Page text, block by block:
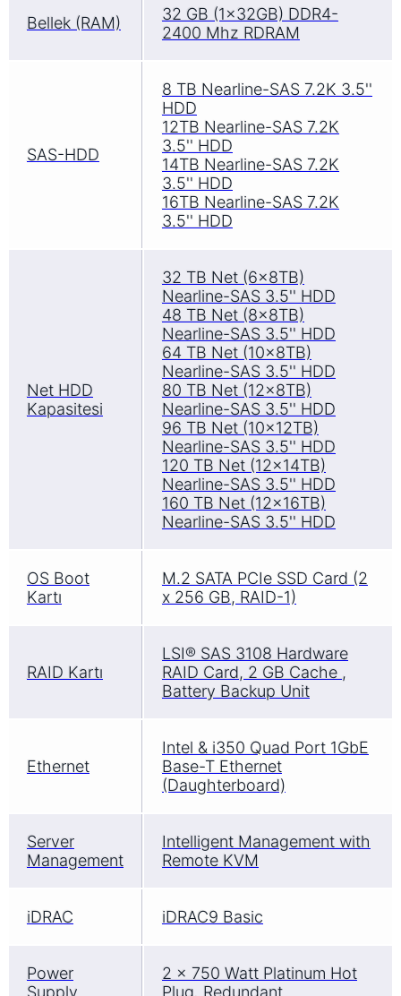
Bellek (RAM)
32 GB (1x32GB) DDR4-
2400 Mhz RDRAM
SAS-HDD
8 TB Nearline-SAS 7.2K 3.5''
HDD
12TB Nearline-SAS 7.2K
3.5'' HDD
14TB Nearline-SAS 7.2K
3.5'' HDD
16TB Nearline-SAS 7.2K
3.5'' HDD
Net HDD
Kapasitesi
32 TB Net (6x8TB)
Nearline-SAS 3.5'' HDD
48 TB Net (8x8TB)
Nearline-SAS 3.5'' HDD
64 TB Net (10x8TB)
Nearline-SAS 3.5'' HDD
80 TB Net (12x8TB)
Nearline-SAS 3.5'' HDD
96 TB Net (10x12TB)
Nearline-SAS 3.5'' HDD
120 TB Net (12x14TB)
Nearline-SAS 3.5'' HDD
160 TB Net (12x16TB)
Nearline-SAS 3.5'' HDD
OS Boot
Kartı
M.2 SATA PCIe SSD Card (2
x 256 GB, RAID-1)
RAID Kartı
LSI® SAS 3108 Hardware
RAID Card, 2 GB Cache ,
Battery Backup Unit
Ethernet
Intel & i350 Quad Port 1GbE
Base-T Ethernet
(Daughterboard)
Server
Management
Intelligent Management with
Remote KVM
iDRAC iDRAC9 Basic
Power
Supply
2 x 750 Watt Platinum Hot
Plug, Redundant